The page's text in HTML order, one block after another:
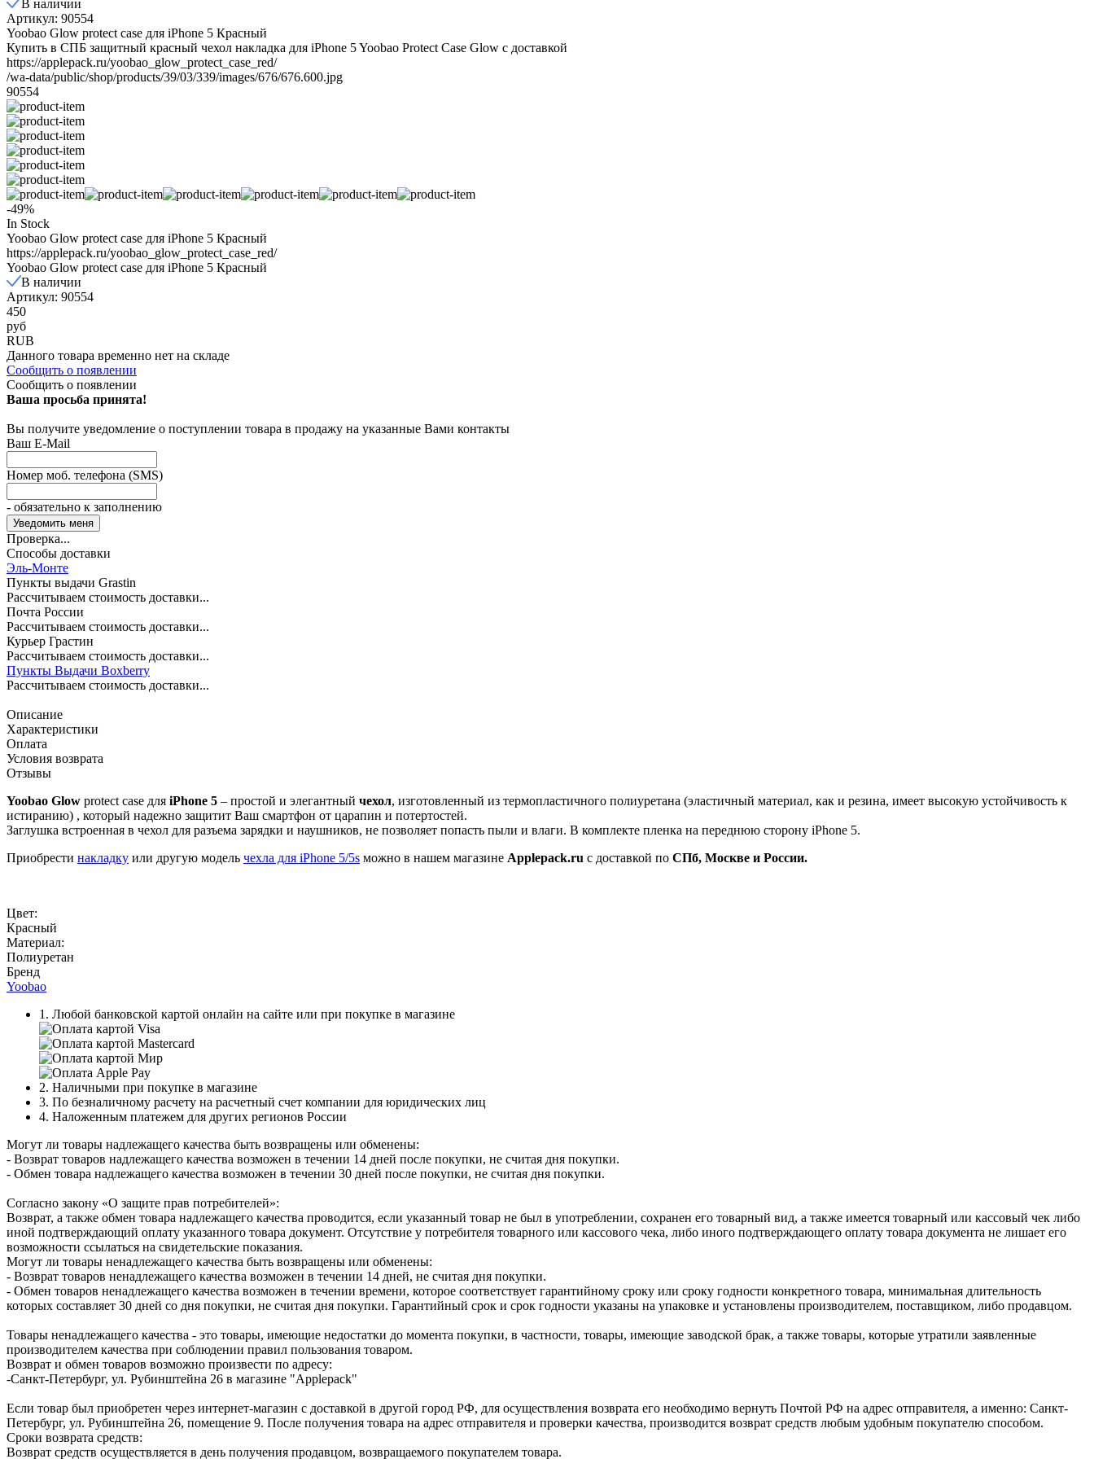
В наличии
Артикул: 90554
Yoobao Glow protect case для iPhone 5 Красный
Купить в СПБ защитный красный чехол накладка для iPhone 5 Yoobao Protect Case Glow с доставкой
https://applepack.ru/yoobao_glow_protect_case_red/
/wa-data/public/shop/products/39/03/339/images/676/676.600.jpg
90554
-49%
In Stock
Yoobao Glow protect case для iPhone 5 Красный
https://applepack.ru/yoobao_glow_protect_case_red/
Yoobao Glow protect case для iPhone 5 Красный
В наличии
Артикул: 90554
450
руб
RUB
Данного товара временно нет на складе
Сообщить о появлении
Сообщить о появлении
Ваша просьба принята!
Вы получите уведомление о поступлении товара в продажу на указанные Вами контакты
Ваш E-Mail
Номер моб. телефона (SMS)
- обязательно к заполнению
Проверка...
Способы доставки
Эль-Монте
Пункты выдачи Grastin
Рассчитываем стоимость доставки...
Почта России
Рассчитываем стоимость доставки...
Курьер Грастин
Рассчитываем стоимость доставки...
Пункты Выдачи Boxberry
Рассчитываем стоимость доставки...
Описание
Характеристики
Оплата
Условия возврата
Отзывы
Yoobao Glow protect case для iPhone 5 – простой и элегантный чехол, изготовленный из термопластичного полиуретана (эластичный материал, как и резина, имеет высокую устойчивость к
истиранию) , который надежно защитит Ваш смартфон от царапин и потертостей.
Заглушка встроенная в чехол для разъема зарядки и наушников, не позволяет попасть пыли и влаги. В комплекте пленка на переднюю сторону iPhone 5.
Приобрести накладку или другую модель чехла для iPhone 5/5s можно в нашем магазине Applepack.ru с доставкой по СПб, Москве и России.
Цвет:
Красный
Материал:
Полиуретан
Бренд
Yoobao
1. Любой банковской картой онлайн на сайте или при покупке в магазине
2. Наличными при покупке в магазине
3. По безналичному расчету на расчетный счет компании для юридических лиц
4. Наложенным платежем для других регионов России
Могут ли товары надлежащего качества быть возвращены или обменены:
- Возврат товаров надлежащего качества возможен в течении 14 дней после покупки, не считая дня покупки.
- Обмен товара надлежащего качества возможен в течении 30 дней после покупки, не считая дня покупки.
Согласно закону «О защите прав потребителей»:
Возврат, а также обмен товара надлежащего качества проводится, если указанный товар не был в употреблении, сохранен его товарный вид, а также имеется товарный или кассовый чек либо
иной подтверждающий оплату указанного товара документ. Отсутствие у потребителя товарного или кассового чека, либо иного подтверждающего оплату товара документа не лишает его
возможности ссылаться на свидетельские показания.
Могут ли товары ненадлежащего качества быть возвращены или обменены:
- Возврат товаров ненадлежащего качества возможен в течении 14 дней, не считая дня покупки.
- Обмен товаров ненадлежащего качества возможен в течении времени, которое соответствует гарантийному сроку или сроку годности конкретного товара, минимальная длительность
которых составляет 30 дней со дня покупки, не считая дня покупки. Гарантийный срок и срок годности указаны на упаковке и установлены производителем, поставщиком, либо продавцом.
Товары ненадлежащего качества - это товары, имеющие недостатки до момента покупки, в частности, товары, имеющие заводской брак, а также товары, которые утратили заявленные
производителем качества при соблюдении правил пользования товаром.
Возврат и обмен товаров возможно произвести по адресу:
-Санкт-Петербург, ул. Рубинштейна 26 в магазине "Applepack"
Если товар был приобретен через интернет-магазин с доставкой в другой город РФ, для осуществления возврата его необходимо вернуть Почтой РФ на адрес отправителя, а именно: Санкт-
Петербург, ул. Рубинштейна 26, помещение 9. После получения товара на адрес отправителя и проверки качества, производится возврат средств любым удобным покупателю способом.
Сроки возврата средств:
Возврат средств осуществляется в день получения продавцом, возвращаемого покупателем товара.